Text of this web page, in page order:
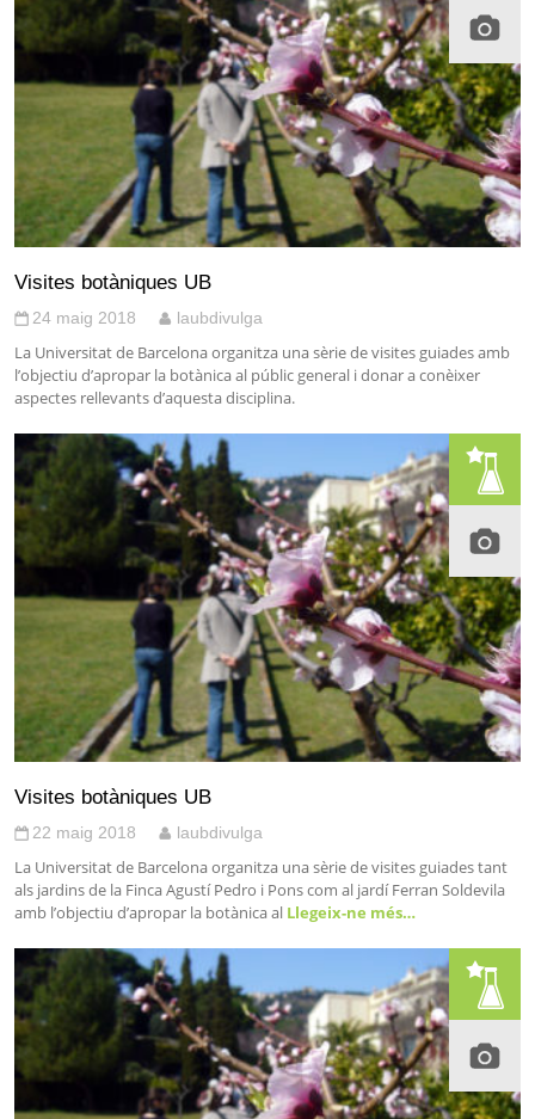
Visites botàniques UB
24 maig 2018 laubdivulga
La Universitat de Barcelona organitza una sèrie de visites guiades amb
l’objectiu d’apropar la botànica al públic general i donar a conèixer
aspectes rellevants d’aquesta disciplina.
Visites botàniques UB
22 maig 2018 laubdivulga
La Universitat de Barcelona organitza una sèrie de visites guiades tant
als jardins de la Finca Agustí Pedro i Pons com al jardí Ferran Soldevila
amb l’objectiu d’apropar la botànica al Llegeix-ne més…